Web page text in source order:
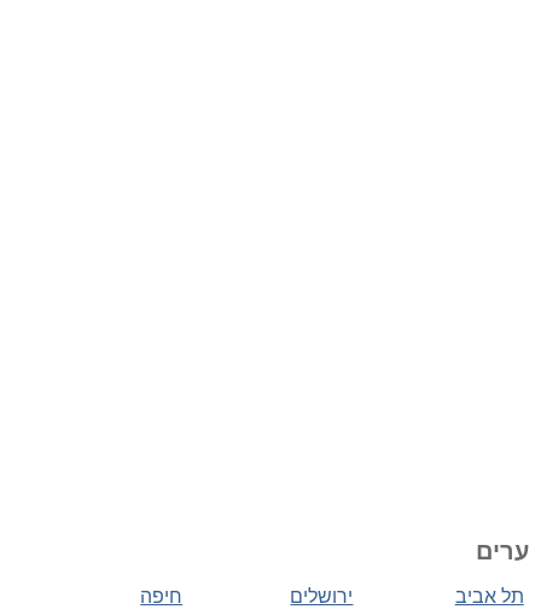
ערים
חיפה ירושלים תל אביב